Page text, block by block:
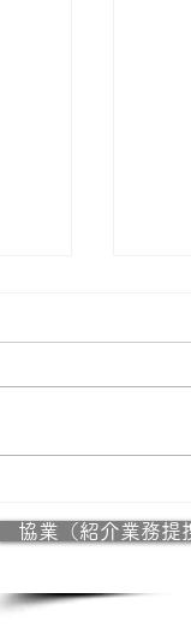
協業（紹介業務